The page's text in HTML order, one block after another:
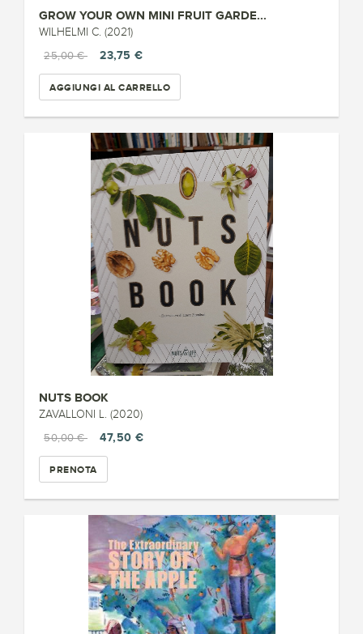
GROW YOUR OWN MINI FRUIT GARDE...
WILHELMI C. (2021)
25,00 €
23,75 €
AGGIUNGI AL CARRELLO
NUTS BOOK
ZAVALLONI L. (2020)
50,00 €
47,50 €
PRENOTA